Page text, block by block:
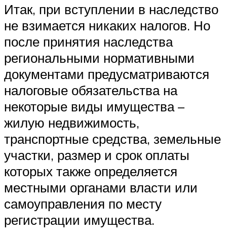
Итак, при вступлении в наследство
не взимается никаких налогов. Но
после принятия наследства
региональными нормативными
документами предусматриваются
налоговые обязательства на
некоторые виды имущества –
жилую недвижимость,
транспортные средства, земельные
участки, размер и срок оплаты
которых также определяется
местными органами власти или
самоуправления по месту
регистрации имущества.